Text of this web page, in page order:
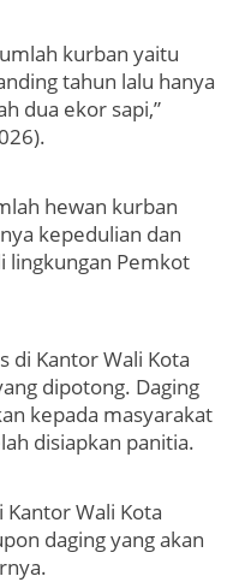
kurban yaitu
tahun lalu hanya
dua ekor sapi,”
hewan kurban
kepedulian dan
lingkungan Pemkot
di Kantor Wali Kota
dipotong. Daging
kepada masyarakat
disiapkan panitia.
Kantor Wali Kota
daging yang akan